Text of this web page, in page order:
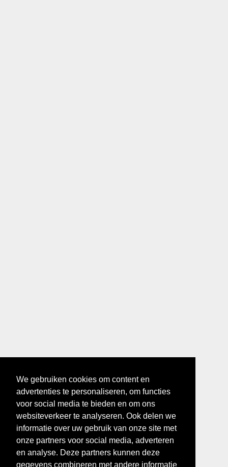
We gebruiken cookies om content en
advertenties te personaliseren, om functies
voor social media te bieden en om ons
websiteverkeer te analyseren. Ook delen we
informatie over uw gebruik van onze site met
onze partners voor social media, adverteren
en analyse. Deze partners kunnen deze
gegevens combineren met andere informatie